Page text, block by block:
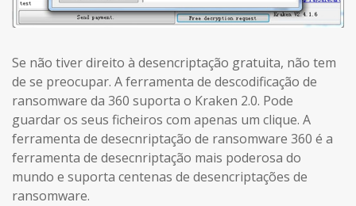
Se não tiver direito à desencriptação gratuita, não tem
de se preocupar. A ferramenta de descodificação de
ransomware da 360 suporta o Kraken 2.0. Pode
guardar os seus ficheiros com apenas um clique. A
ferramenta de desecnriptação de ransomware 360 é a
ferramenta de desecnriptação mais poderosa do
mundo e suporta centenas de desencriptações de
ransomware.